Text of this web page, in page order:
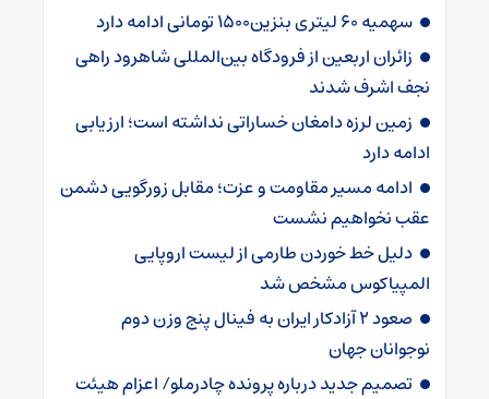
سهمیه ۶۰ لیتری بنزین۱۵۰۰ تومانی ادامه دارد
زائران اربعین از فرودگاه بین‌المللی شاهرود راهی
نجف اشرف شدند
زمین لرزه دامغان خساراتی نداشته است؛ ارزیابی
ادامه دارد
ادامه مسیر مقاومت و عزت؛ مقابل زورگویی دشمن
عقب نخواهیم نشست
دلیل خط خوردن طارمی از لیست اروپایی
المپیاکوس مشخص شد
صعود ۲ آزادکار ایران به فینال پنج وزن دوم
نوجوانان جهان
تصمیم جدید درباره پرونده چادرملو/ اعزام هیئت